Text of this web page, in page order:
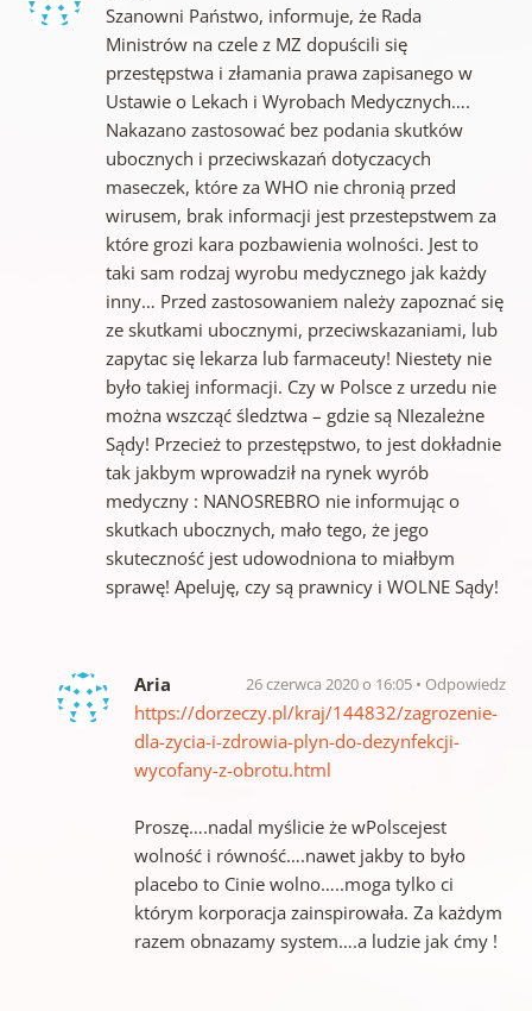
Szanowni Państwo, informuje, że Rada
Ministrów na czele z MZ dopuścili się
przestępstwa i złamania prawa zapisanego w
Ustawie o Lekach i Wyrobach Medycznych….
Nakazano zastosować bez podania skutków
ubocznych i przeciwskazań dotyczacych
maseczek, które za WHO nie chronią przed
wirusem, brak informacji jest przestepstwem za
które grozi kara pozbawienia wolności. Jest to
taki sam rodzaj wyrobu medycznego jak każdy
inny… Przed zastosowaniem należy zapoznać się
ze skutkami ubocznymi, przeciwskazaniami, lub
zapytac się lekarza lub farmaceuty! Niestety nie
było takiej informacji. Czy w Polsce z urzedu nie
można wszcząć śledztwa – gdzie są NIezależne
Sądy! Przecież to przestępstwo, to jest dokładnie
tak jakbym wprowadził na rynek wyrób
medyczny : NANOSREBRO nie informując o
skutkach ubocznych, mało tego, że jego
skuteczność jest udowodniona to miałbym
sprawę! Apeluję, czy są prawnicy i WOLNE Sądy!
Aria 26 czerwca 2020 o 16:05 Odpowiedz
https://dorzeczy.pl/kraj/144832/zagrozenie-
dla-zycia-i-zdrowia-plyn-do-dezynfekcji-
wycofany-z-obrotu.html
Proszę….nadal myślicie że wPolscejest
wolność i równość….nawet jakby to było
placebo to Cinie wolno…..moga tylko ci
którym korporacja zainspirowała. Za każdym
razem obnazamy system….a ludzie jak ćmy !